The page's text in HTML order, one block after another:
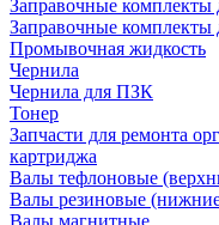
Заправочные комплекты
Заправочные комплекты
Промывочная жидкость
Чернила
Чернила для ПЗК
Тонер
Запчасти для ремонта
картриджа
Валы тефлоновые
Валы резиновые
Валы магнитные